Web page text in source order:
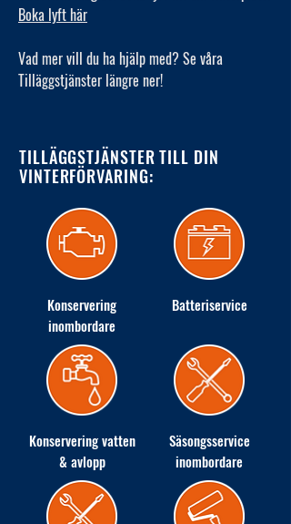
Boka lyft här
Vad mer vill du ha hjälp med? Se våra
Tilläggstjänster längre ner!
TILLÄGGSTJÄNSTER TILL DIN
VINTERFÖRVARING:
Konservering
inombordare
Batteriservice
Konservering vatten
& avlopp
Säsongsservice
inombordare